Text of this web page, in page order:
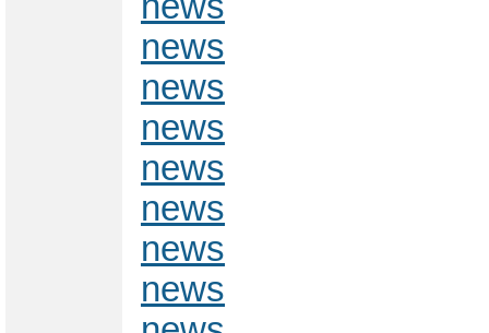
news
news
news
news
news
news
news